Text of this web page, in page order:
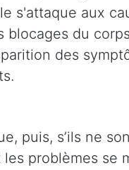
s'attaque aux
blocages du
des
puis, s’ils ne
problèmes se